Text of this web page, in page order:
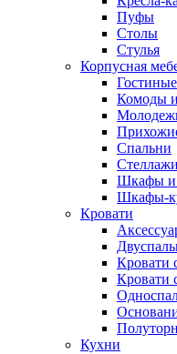
Пуфы
Столы
Стулья
Корпусная
Гостиные
Комоды
Спальни
Шкафы и
Шкафы-
Кровати
Кровати
Кровати
Кухни